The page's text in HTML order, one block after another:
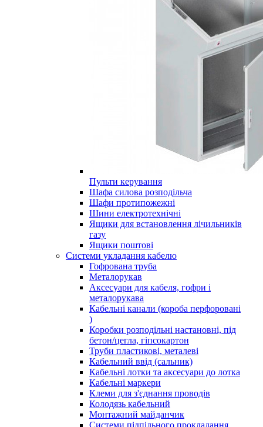
Пульти керування
Шафа силова розподільча
Шафи протипожежні
Шини електротехнічні
Ящики для встановлення лічильників
газу
Ящики поштові
Системи укладання кабелю
Гофрована труба
Металорукав
Аксесуари для кабеля, гофри і
металорукава
Кабельні канали (короба перфоровані
)
Коробки розподільні настановні, під
бетон/цегла, гіпсокартон
Труби пластикові, металеві
Кабельний ввід (сальник)
Кабельні лотки та аксесуари до лотка
Кабельні маркери
Клеми для з'єднання проводів
Колодязь кабельний
Монтажний майданчик